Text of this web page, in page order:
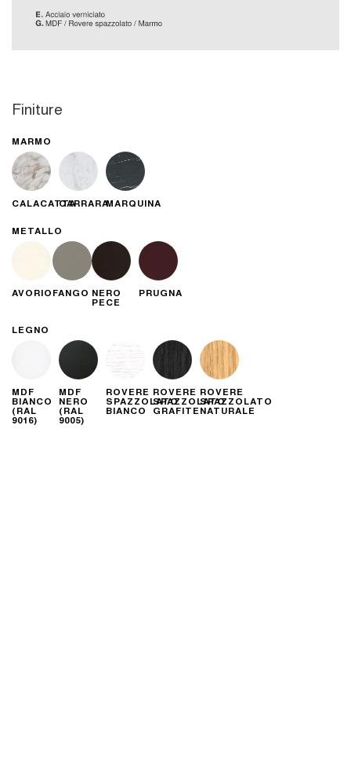
Finiture
MARMO
CALACATTACARRARAMARQUINA
METALLO
AVORIOFANGO NERO
PECE
PRUGNA
LEGNO
MDF
BIANCO
(RAL
9016)
MDF
NERO
(RAL
9005)
ROVERE
SPAZZOLATO
BIANCO
ROVERE
SPAZZOLATO
GRAFITE
ROVERE
SPAZZOLATO
NATURALE